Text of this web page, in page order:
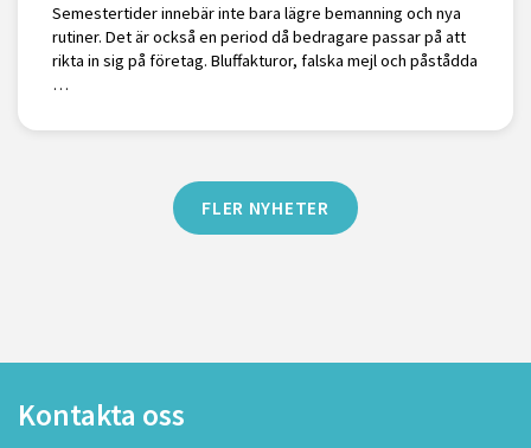
Semestertider innebär inte bara lägre bemanning och nya
rutiner. Det är också en period då bedragare passar på att
rikta in sig på företag. Bluffakturor, falska mejl och påstådda
…
FLER NYHETER
Kontakta oss